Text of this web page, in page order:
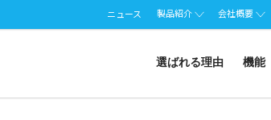
ニュース 製品紹介 会社概要
選ばれる理由 機能